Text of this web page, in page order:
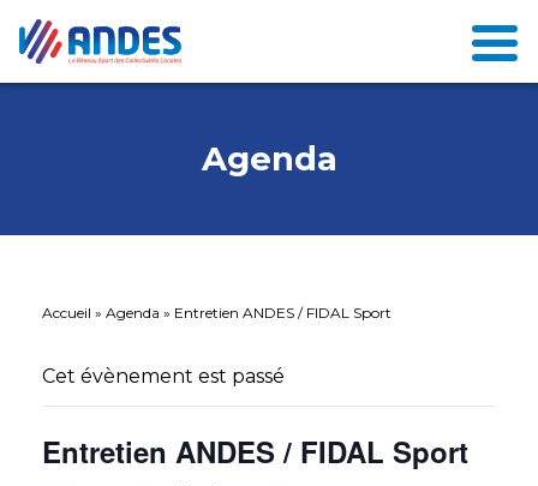
Agenda
Accueil » Agenda » Entretien ANDES / FIDAL Sport
Cet évènement est passé
Entretien ANDES / FIDAL Sport